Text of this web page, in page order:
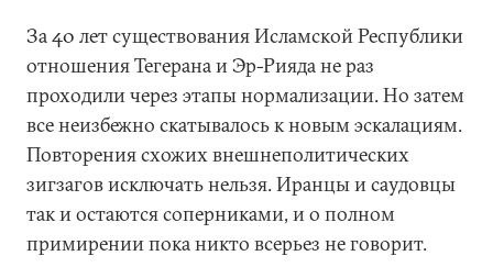
За 40 лет существования Исламской Республики
отношения Тегерана и Эр-Рияда не раз
проходили через этапы нормализации. Но затем
все неизбежно скатывалось к новым эскалациям.
Повторения схожих внешнеполитических
зигзагов исключать нельзя. Иранцы и саудовцы
так и остаются соперниками, и о полном
примирении пока никто всерьез не говорит.